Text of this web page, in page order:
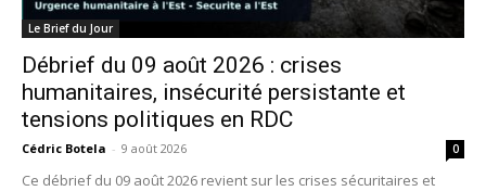
Le Brief du Jour
Débrief du 09 août 2026 : crises
humanitaires, insécurité persistante et
tensions politiques en RDC
Cédric Botela - 9 août 2026 0
Ce débrief du 09 août 2026 revient sur les crises sécuritaires et